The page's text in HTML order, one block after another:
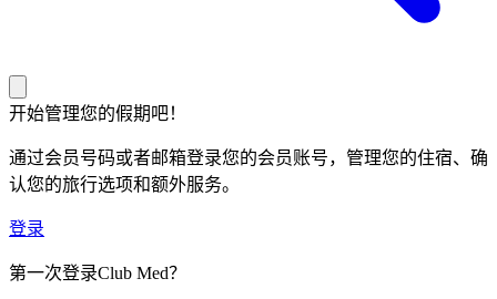
开始管理您的假期吧！
通过会员号码或者邮箱登录您的会员账号，管理您的住宿、确
认您的旅行选项和额外服务。
登录
第一次登录Club Med？